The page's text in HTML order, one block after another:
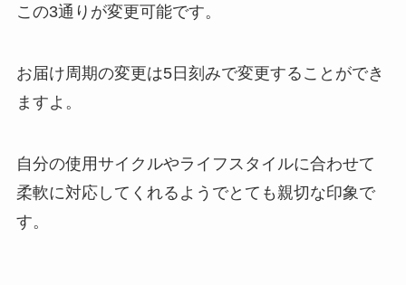
この3通りが変更可能です。
お届け周期の変更は5日刻みで変更することができ
ますよ。
自分の使用サイクルやライフスタイルに合わせて
柔軟に対応してくれるようでとても親切な印象で
す。